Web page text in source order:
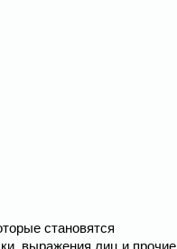
становятся
выражения лиц и прочие